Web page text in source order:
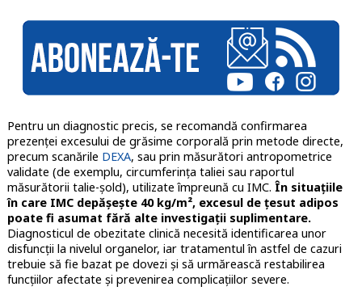
Pentru un diagnostic precis, se recomandă confirmarea
prezenței excesului de grăsime corporală prin metode directe,
precum scanările DEXA, sau prin măsurători antropometrice
validate (de exemplu, circumferința taliei sau raportul
măsurătorii talie-șold), utilizate împreună cu IMC. În situațiile
în care IMC depășește 40 kg/m², excesul de țesut adipos
poate fi asumat fără alte investigații suplimentare.
Diagnosticul de obezitate clinică necesită identificarea unor
disfuncții la nivelul organelor, iar tratamentul în astfel de cazuri
trebuie să fie bazat pe dovezi și să urmărească restabilirea
funcțiilor afectate și prevenirea complicațiilor severe.